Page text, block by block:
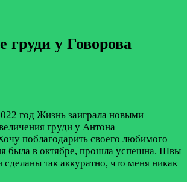
груди у Говорова
год Жизнь заиграла новыми
груди у Антона
поблагодарить своего любимого
была в октябре, прошла успешна. Швы
так аккуратно, что меня никак